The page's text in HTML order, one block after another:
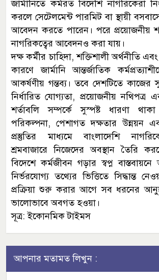
জার্মানিতে কর্মরত বিদেশি নাগরিকেরা
করলে সেটেলমেন্ট পারমিট বা স্থায়ী
আবেদন করতে পারেন। পরে প্রয়োজনীয়
নাগরিকত্বের আবেদনও করা যায়।
দক্ষ কর্মীর চাহিদা, শক্তিশালী অর্থনীতি
কারণে জার্মানি আন্তর্জাতিক
আকর্ষণীয় গন্তব্য। তবে দেশটিতে
নির্ধারিত যোগ্যতা, প্রয়োজনীয় নথিপত্র
শর্তাবলি সম্পর্কে সুস্পষ্ট ধারণা
পরিকল্পনা, পেশাগত দক্ষতার উন্নয়ন
প্রস্তুতির মাধ্যমে বাংলাদেশি
শ্রমবাজারে নিজেদের অবস্থান তৈরি
বিদেশে কর্মজীবন গড়ার স্বপ্ন
নির্ভরযোগ্য তথ্যের ভিত্তিতে সিদ্ধান্ত
প্রক্রিয়া শুরু করার আগে সব ধরনের
ভালোভাবে অবগত হওয়া।
সূত্র: ইকোনমিক টাইমস
আপনার মতামত লিখুন :